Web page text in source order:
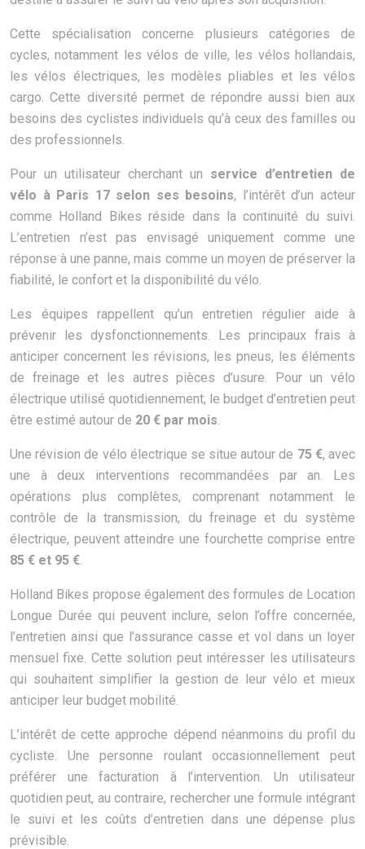
Cette spécialisation concerne plusieurs catégories de
cycles, notamment les vélos de ville, les vélos hollandais,
les vélos électriques, les modèles pliables et les vélos
cargo. Cette diversité permet de répondre aussi bien aux
besoins des cyclistes individuels qu’à ceux des familles ou
des professionnels.
Pour un utilisateur cherchant un service d’entretien de
vélo à Paris 17 selon ses besoins, l’intérêt d’un acteur
comme Holland Bikes réside dans la continuité du suivi.
L’entretien n’est pas envisagé uniquement comme une
réponse à une panne, mais comme un moyen de préserver la
fiabilité, le confort et la disponibilité du vélo.
Les équipes rappellent qu’un entretien régulier aide à
prévenir les dysfonctionnements. Les principaux frais à
anticiper concernent les révisions, les pneus, les éléments
de freinage et les autres pièces d’usure. Pour un vélo
électrique utilisé quotidiennement, le budget d’entretien peut
être estimé autour de 20 € par mois.
Une révision de vélo électrique se situe autour de 75 €, avec
une à deux interventions recommandées par an. Les
opérations plus complètes, comprenant notamment le
contrôle de la transmission, du freinage et du système
électrique, peuvent atteindre une fourchette comprise entre
85 € et 95 €.
Holland Bikes propose également des formules de Location
Longue Durée qui peuvent inclure, selon l’offre concernée,
l’entretien ainsi que l’assurance casse et vol dans un loyer
mensuel fixe. Cette solution peut intéresser les utilisateurs
qui souhaitent simplifier la gestion de leur vélo et mieux
anticiper leur budget mobilité.
L’intérêt de cette approche dépend néanmoins du profil du
cycliste. Une personne roulant occasionnellement peut
préférer une facturation à l’intervention. Un utilisateur
quotidien peut, au contraire, rechercher une formule intégrant
le suivi et les coûts d’entretien dans une dépense plus
prévisible.